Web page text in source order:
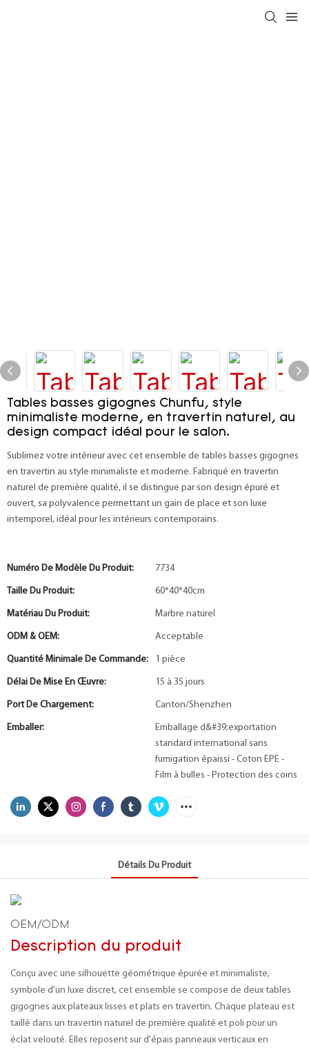
Tables basses gigognes Chunfu, style
minimaliste moderne, en travertin naturel, au
design compact idéal pour le salon.
Sublimez votre intérieur avec cet ensemble de tables basses gigognes
en travertin au style minimaliste et moderne. Fabriqué en travertin
naturel de première qualité, il se distingue par son design épuré et
ouvert, sa polyvalence permettant un gain de place et son luxe
intemporel, idéal pour les intérieurs contemporains.
Numéro De Modèle Du Produit: 7734
Taille Du Produit: 60*40*40cm
Matériau Du Produit: Marbre naturel
ODM & OEM: Acceptable
Quantité Minimale De Commande: 1 pièce
Délai De Mise En Œuvre: 15 à 35 jours
Port De Chargement: Canton/Shenzhen
Emballer:
Emballage d&#39;exportation
standard international sans
fumigation épaissi - Coton EPE -
Film à bulles - Protection des coins
Détails Du Produit
OEM/ODM
Description du produit
Conçu avec une silhouette géométrique épurée et minimaliste,
symbole d'un luxe discret, cet ensemble se compose de deux tables
gigognes aux plateaux lisses et plats en travertin. Chaque plateau est
taillé dans un travertin naturel de première qualité et poli pour un
éclat velouté. Elles reposent sur d'épais panneaux verticaux en